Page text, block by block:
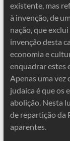
existente, mas
à invenção, de
nação, que
invenção desta
economia e
enquadrar estes
Apenas uma vez
judaica é que os
abolição. Nesta
de repartição da
aparentes.